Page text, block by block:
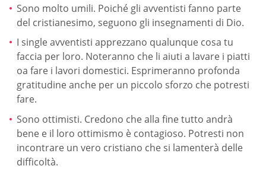
Sono molto umili. Poiché gli avventisti fanno parte
del cristianesimo, seguono gli insegnamenti di Dio.
I single avventisti apprezzano qualunque cosa tu
faccia per loro. Noteranno che li aiuti a lavare i piatti
oa fare i lavori domestici. Esprimeranno profonda
gratitudine anche per un piccolo sforzo che potresti
fare.
Sono ottimisti. Credono che alla fine tutto andrà
bene e il loro ottimismo è contagioso. Potresti non
incontrare un vero cristiano che si lamenterà delle
difficoltà.